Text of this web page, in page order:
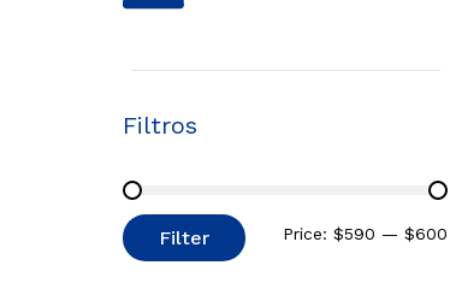
Filtros
Filter Price:$590 —$600